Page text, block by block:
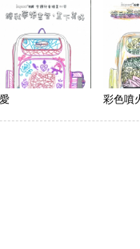
愛 彩色噴